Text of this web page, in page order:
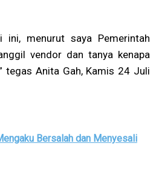
ini, menurut saya Pemerintah
vendor dan tanya kenapa
tegas Anita Gah, Kamis 24 Juli
Bersalah dan Menyesali